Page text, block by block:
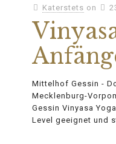
Katerstets on
Mittelhof Gessin -
Mecklenburg-
Gessin Vinyasa
Level geeignet und